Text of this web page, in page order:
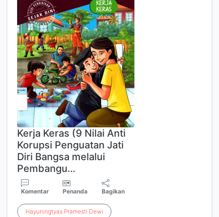
Kerja Keras (9 Nilai Anti
Korupsi Penguatan Jati
Diri Bangsa melalui
Pembangu…
Komentar Penanda Bagikan
Hayuningtyas Pramesti Dewi